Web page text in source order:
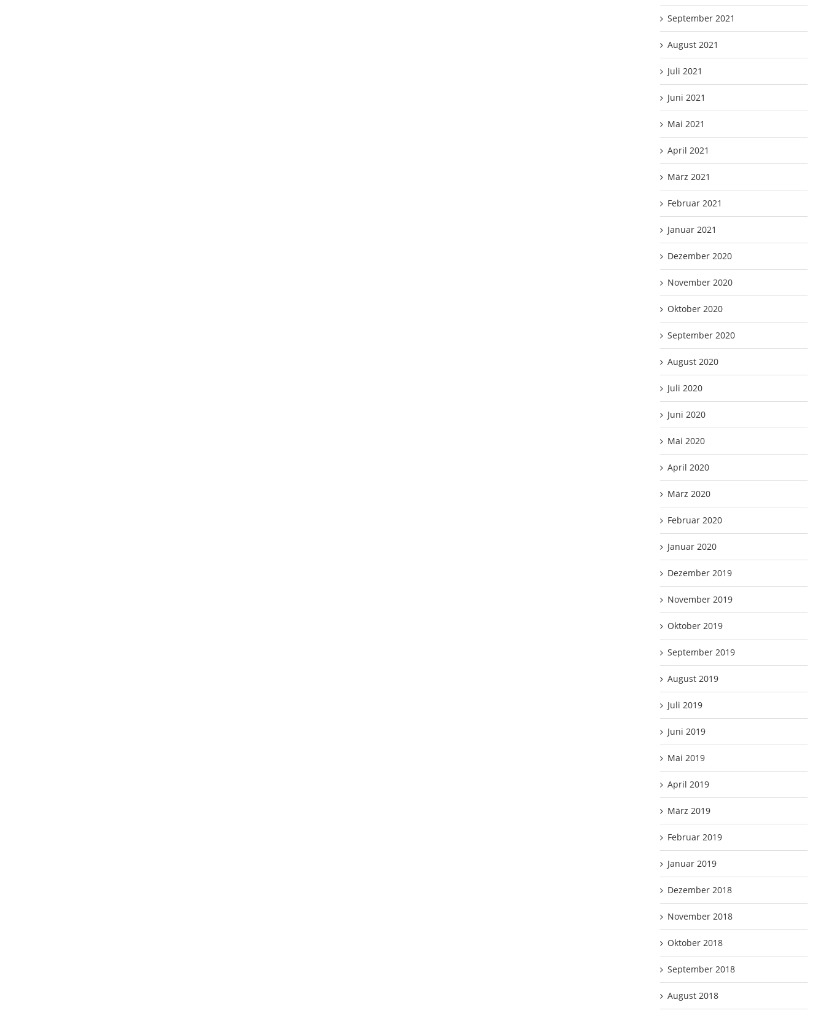
September 2021
August 2021
Juli 2021
Juni 2021
Mai 2021
April 2021
März 2021
Februar 2021
Januar 2021
Dezember 2020
November 2020
Oktober 2020
September 2020
August 2020
Juli 2020
Juni 2020
Mai 2020
April 2020
März 2020
Februar 2020
Januar 2020
Dezember 2019
November 2019
Oktober 2019
September 2019
August 2019
Juli 2019
Juni 2019
Mai 2019
April 2019
März 2019
Februar 2019
Januar 2019
Dezember 2018
November 2018
Oktober 2018
September 2018
August 2018